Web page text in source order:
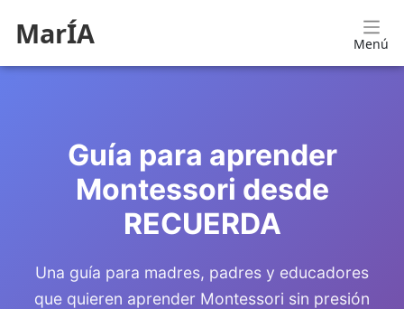
MarÍA Menú
Guía para aprender
Montessori desde
RECUERDA
Una guía para madres, padres y educadores
que quieren aprender Montessori sin presión